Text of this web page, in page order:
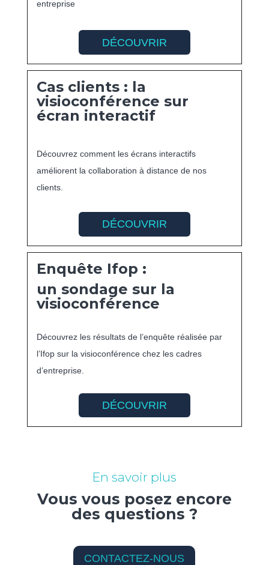
entreprise
DÉCOUVRIR
Cas clients : la
visioconférence sur
écran interactif
Découvrez comment les écrans interactifs
améliorent la collaboration à distance de nos
clients.
DÉCOUVRIR
Enquête Ifop :
un sondage sur la
visioconférence
Découvrez les résultats de l’enquête réalisée par
l’Ifop sur la visioconférence chez les cadres
d’entreprise.
DÉCOUVRIR
En savoir plus
Vous vous posez encore
des questions ?
CONTACTEZ-NOUS